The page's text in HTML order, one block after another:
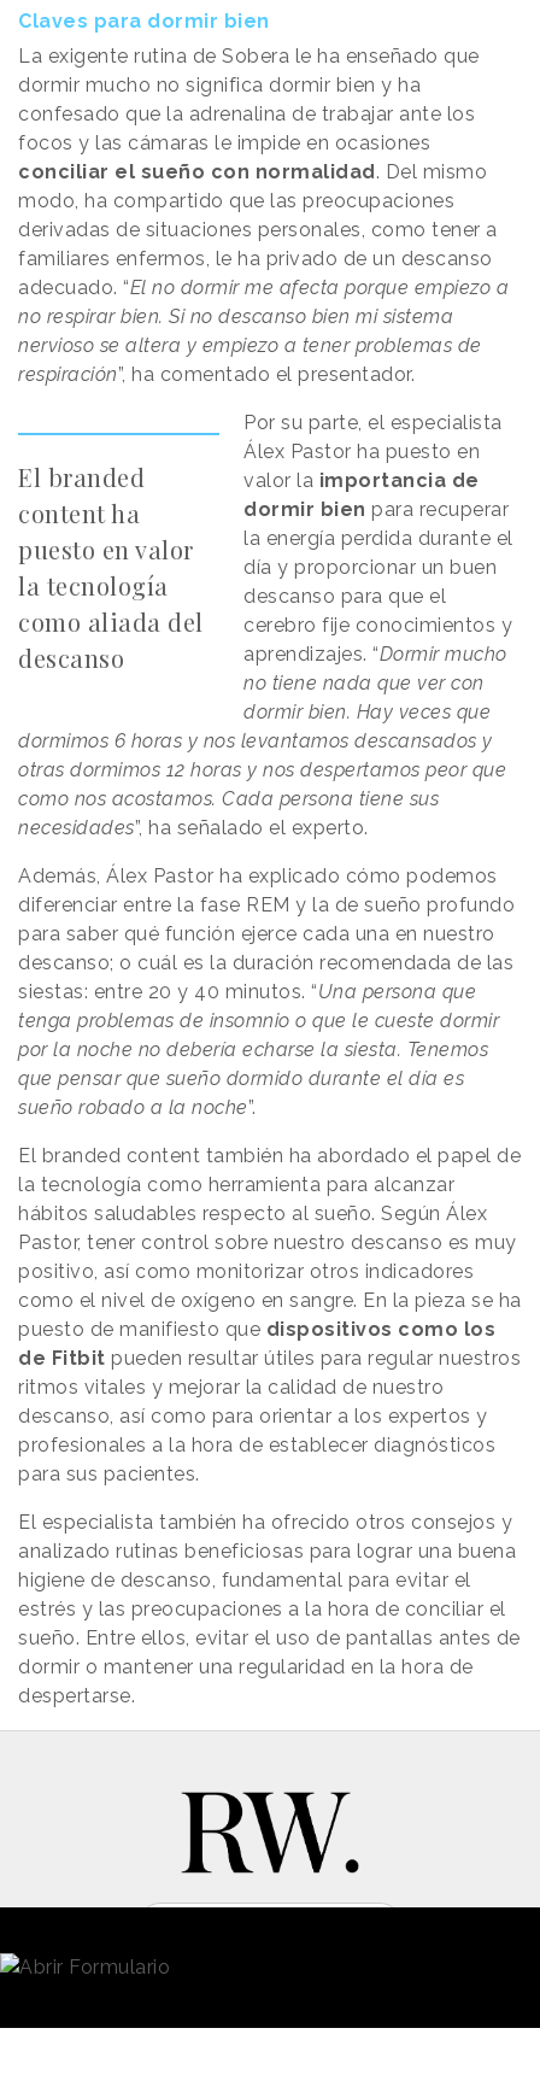
Claves para dormir bien
La exigente rutina de Sobera le ha enseñado que
dormir mucho no significa dormir bien y ha
confesado que la adrenalina de trabajar ante los
focos y las cámaras le impide en ocasiones
conciliar el sueño con normalidad. Del mismo
modo, ha compartido que las preocupaciones
derivadas de situaciones personales, como tener a
familiares enfermos, le ha privado de un descanso
adecuado. “El no dormir me afecta porque empiezo a
no respirar bien. Si no descanso bien mi sistema
nervioso se altera y empiezo a tener problemas de
respiración”, ha comentado el presentador.
El branded
content ha
puesto en valor
la tecnología
como aliada del
descanso
Por su parte, el especialista
Álex Pastor ha puesto en
valor la importancia de
dormir bien para recuperar
la energía perdida durante el
día y proporcionar un buen
descanso para que el
cerebro fije conocimientos y
aprendizajes. “Dormir mucho
no tiene nada que ver con
dormir bien. Hay veces que
dormimos 6 horas y nos levantamos descansados y
otras dormimos 12 horas y nos despertamos peor que
como nos acostamos. Cada persona tiene sus
necesidades”, ha señalado el experto.
Además, Álex Pastor ha explicado cómo podemos
diferenciar entre la fase REM y la de sueño profundo
para saber qué función ejerce cada una en nuestro
descanso; o cuál es la duración recomendada de las
siestas: entre 20 y 40 minutos. “Una persona que
tenga problemas de insomnio o que le cueste dormir
por la noche no debería echarse la siesta. Tenemos
que pensar que sueño dormido durante el día es
sueño robado a la noche”.
El branded content también ha abordado el papel de
la tecnología como herramienta para alcanzar
hábitos saludables respecto al sueño. Según Álex
Pastor, tener control sobre nuestro descanso es muy
positivo, así como monitorizar otros indicadores
como el nivel de oxígeno en sangre. En la pieza se ha
puesto de manifiesto que dispositivos como los
de Fitbit pueden resultar útiles para regular nuestros
ritmos vitales y mejorar la calidad de nuestro
descanso, así como para orientar a los expertos y
profesionales a la hora de establecer diagnósticos
para sus pacientes.
El especialista también ha ofrecido otros consejos y
analizado rutinas beneficiosas para lograr una buena
higiene de descanso, fundamental para evitar el
estrés y las preocupaciones a la hora de conciliar el
sueño. Entre ellos, evitar el uso de pantallas antes de
dormir o mantener una regularidad en la hora de
despertarse.